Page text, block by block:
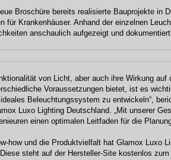
Broschüre bereits realisierte Bauprojekte in
für Krankenhäuser. Anhand der einzelnen
anschaulich aufgezeigt und
von Licht, aber auch ihre Wirkung
Voraussetzungen bietet, ist es
Beleuchtungssystem zu entwickeln“,
Luxo Lighting Deutschland. „Mit unserer
einen optimalen Leitfaden für die
how und die Produktvielfalt hat Glamox Luxo
steht auf der Hersteller-Site kostenlos